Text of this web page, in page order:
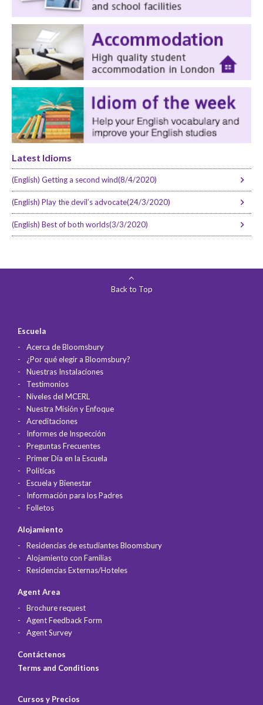
Latest Idioms
(English) Getting a second wind(8/4/2020)
(English) Play the devil’s advocate(24/3/2020)
(English) Best of both worlds(3/3/2020)
Back to Top
Escuela
Acerca de Bloomsbury
¿Por qué elegir a Bloomsbury?
Nuestras Instalaciones
Testimonios
Niveles del MCERL
Nuestra Misión y Enfoque
Acreditaciones
Informes de Inspección
Preguntas Frecuentes
Primer Día en la Escuela
Políticas
Escuela y Bienestar
Información para los Padres
Folletos
Alojamiento
Residencias de estudiantes Bloomsbury
Alojamiento con Familias
Residencias Externas/Hoteles
Agent Area
Brochure request
Agent Feedback Form
Agent Survey
Contáctenos
Terms and Conditions
Cursos y Precios